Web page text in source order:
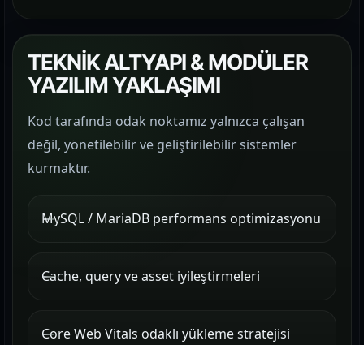
TEKNİK ALTYAPI & MODÜLER
YAZILIM YAKLAŞIMI
Kod tarafında odak noktamız yalnızca çalışan
değil, yönetilebilir ve geliştirilebilir sistemler
kurmaktır.
MySQL / MariaDB performans optimizasyonu
Cache, query ve asset iyileştirmeleri
Core Web Vitals odaklı yükleme stratejisi